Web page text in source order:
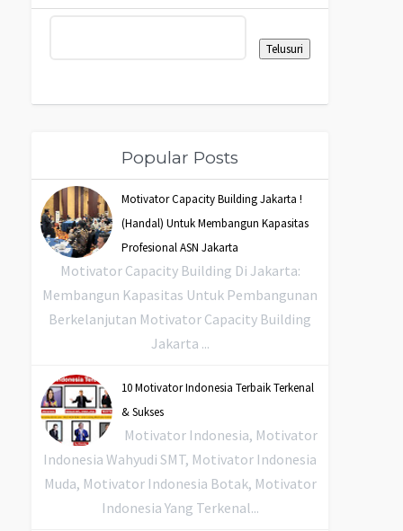
Popular Posts
Motivator Capacity Building Jakarta !
(Handal) Untuk Membangun Kapasitas
Profesional ASN Jakarta
Motivator Capacity Building Di Jakarta:
Membangun Kapasitas Untuk Pembangunan
Berkelanjutan Motivator Capacity Building
Jakarta ...
10 Motivator Indonesia Terbaik Terkenal
& Sukses
Motivator Indonesia, Motivator
Indonesia Wahyudi SMT, Motivator Indonesia
Muda, Motivator Indonesia Botak, Motivator
Indonesia Yang Terkenal...